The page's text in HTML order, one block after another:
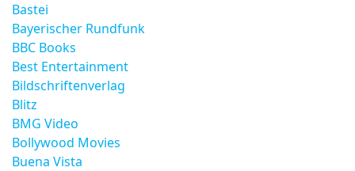
Bastei
Bayerischer Rundfunk
BBC Books
Best Entertainment
Bildschriftenverlag
Blitz
BMG Video
Bollywood Movies
Buena Vista